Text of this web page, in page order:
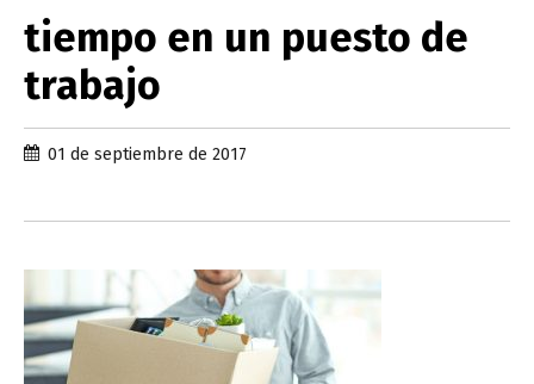
tiempo en un puesto de
trabajo
01 de septiembre de 2017